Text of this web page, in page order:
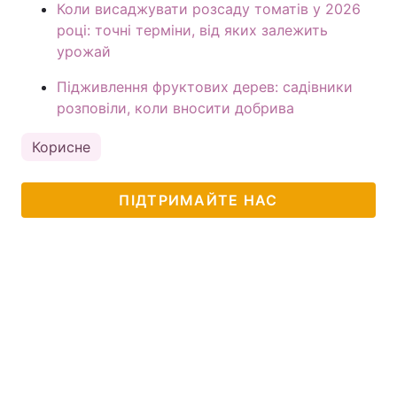
Коли висаджувати розсаду томатів у 2026
році: точні терміни, від яких залежить
урожай
Підживлення фруктових дерев: садівники
розповіли, коли вносити добрива
Корисне
ПІДТРИМАЙТЕ НАС